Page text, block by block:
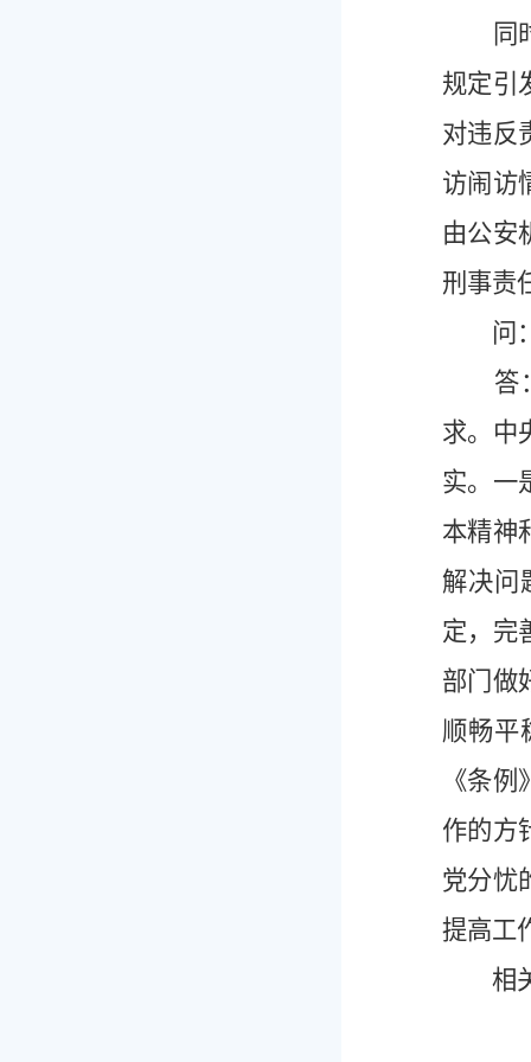
同时
规定引
对违反
访闹访
由公安
刑事责
问：
答：
求。中
实。一
本精神
解决问
定，完
部门做
顺畅平
《条
作的方
党分忧
提高工
相